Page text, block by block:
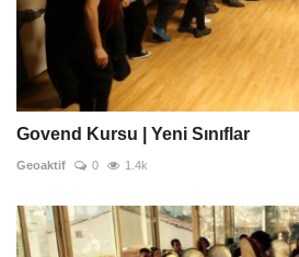
Govend Kursu | Yeni Sınıflar
Geoaktif 0 1.4k